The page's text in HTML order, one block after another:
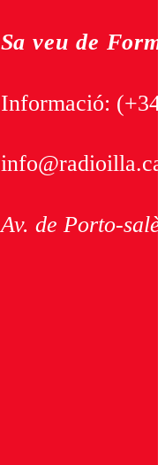
Sa veu de
Informació:
Av. de Porto-